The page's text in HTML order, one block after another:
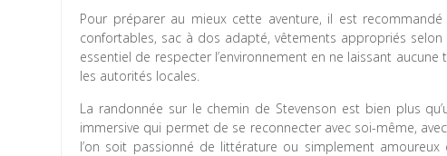
Pour préparer au mieux cette aventure, il est
confortables, sac à dos adapté, vêtements appropriés
essentiel de respecter l’environnement en ne laissant
les autorités locales.
La randonnée sur le chemin de Stevenson est bien plus
immersive qui permet de se reconnecter avec soi-même,
l’on soit passionné de littérature ou simplement